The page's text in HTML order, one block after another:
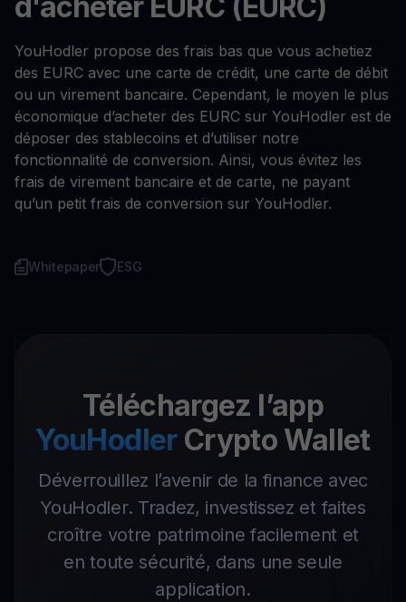
YouHodler propose des frais bas que vous achetiez
des EURC avec une carte de crédit, une carte de débit
ou un virement bancaire. Cependant, le moyen le plus
économique d’acheter des EURC sur YouHodler est de
déposer des stablecoins et d’utiliser notre
fonctionnalité de conversion. Ainsi, vous évitez les
frais de virement bancaire et de carte, ne payant
qu’un petit frais de conversion sur YouHodler.
Whitepaper ESG
Téléchargez l’app
YouHodler Crypto Wallet
Déverrouillez l’avenir de la finance avec
YouHodler. Tradez, investissez et faites
croître votre patrimoine facilement et
en toute sécurité, dans une seule
application.